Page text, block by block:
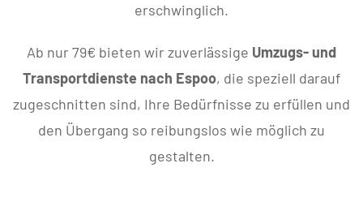
erschwinglich.
Ab nur 79€ bieten wir zuverlässige Umzugs- und
Transportdienste nach Espoo, die speziell darauf
zugeschnitten sind, Ihre Bedürfnisse zu erfüllen und
den Übergang so reibungslos wie möglich zu
gestalten.